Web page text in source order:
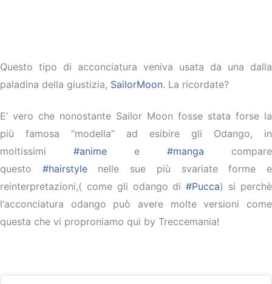
Questo tipo di acconciatura veniva usata da una dalla
paladina della giustizia, SailorMoon. La ricordate?
E’ vero che nonostante Sailor Moon fosse stata forse la
più famosa “modella” ad esibire gli Odango, in
moltissimi #anime e #manga compare
questo #hairstylenelle sue più svariate forme e
reinterpretazioni,( come gli odango di#Pucca) si perchè
l‘acconciatura odango può avere molte versioni come
questa che vi proproniamo qui by Treccemania!